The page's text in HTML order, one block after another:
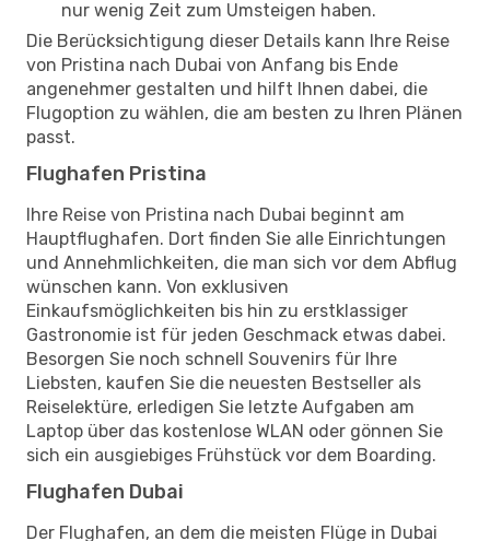
nur wenig Zeit zum Umsteigen haben.
Die Berücksichtigung dieser Details kann Ihre Reise
von Pristina nach Dubai von Anfang bis Ende
angenehmer gestalten und hilft Ihnen dabei, die
Flugoption zu wählen, die am besten zu Ihren Plänen
passt.
Flughafen Pristina
Ihre Reise von Pristina nach Dubai beginnt am
Hauptflughafen. Dort finden Sie alle Einrichtungen
und Annehmlichkeiten, die man sich vor dem Abflug
wünschen kann. Von exklusiven
Einkaufsmöglichkeiten bis hin zu erstklassiger
Gastronomie ist für jeden Geschmack etwas dabei.
Besorgen Sie noch schnell Souvenirs für Ihre
Liebsten, kaufen Sie die neuesten Bestseller als
Reiselektüre, erledigen Sie letzte Aufgaben am
Laptop über das kostenlose WLAN oder gönnen Sie
sich ein ausgiebiges Frühstück vor dem Boarding.
Flughafen Dubai
Der Flughafen, an dem die meisten Flüge in Dubai